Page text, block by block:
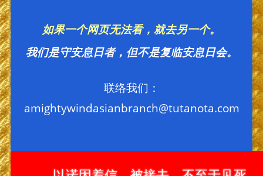
如果一个网页无法看，就去另一个。
我们是守安息日者，但不是复临安息日会。
联络我们：
amightywindasianbranch@tutanota.com